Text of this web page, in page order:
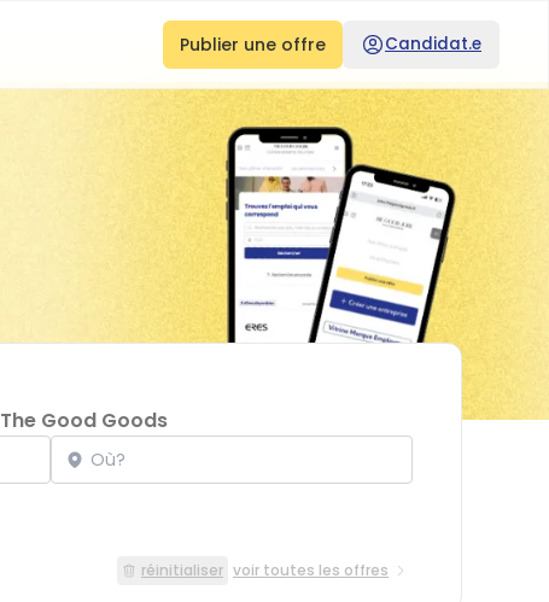
Publier une offre Candidat.e
The Good Goods
Localisation
réinitialiser voir toutes les offres